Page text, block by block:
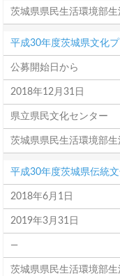
茨城県県民生活環境部生
平成30年度茨城県文化
公募開始日から
2018年12月31日
県立県民文化センター
茨城県県民生活環境部生
平成30年度茨城県伝統
2018年6月1日
2019年3月31日
―
茨城県県民生活環境部生